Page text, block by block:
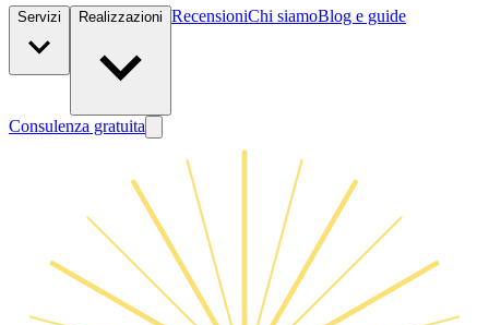
Servizi Realizzazioni RecensioniChi siamoBlog e guide
Consulenza gratuita